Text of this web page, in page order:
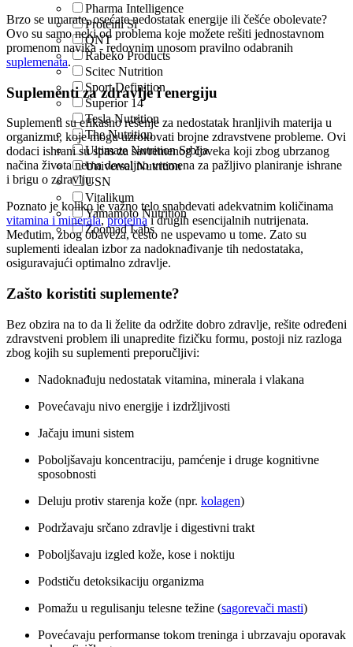
Pharma Intelligence
Proteini Si
QNT
Rabeko Products
Scitec Nutrition
Sport Definition
Superior 14
Tesla Nutrition
The Nutrition
Ultimate Nutrition Srbija
Universal Nutrition
USN
Vitalikum
Yamamoto Nutrition
Zoomad Labs
Brzo se umarate, osećate nedostatak energije ili češće obolevate?
Ovo su samo neki od problema koje možete rešiti jednostavnom
promenom navika - redovnim unosom pravilno odabranih
suplemenata.
Suplementi za zdravlje i energiju
Suplementi su efikasno rešenje za nedostatak hranljivih materija u
organizmu, koje mogu uzrokovati brojne zdravstvene probleme. Ovi
dodaci ishrani su spas za savremenog čoveka koji zbog ubrzanog
načina života nema dovoljno vremena za pažljivo planiranje ishrane
i brigu o zdravlju.
Poznato je koliko je važno telo snabdevati adekvatnim količinama
vitamina i minerala,proteinai drugih esencijalnih nutrijenata.
Međutim, zbog obaveza, često ne uspevamo u tome. Zato su
suplementi idealan izbor za nadoknađivanje tih nedostataka,
osiguravajući optimalno zdravlje.
Zašto koristiti suplemente?
Bez obzira na to da li želite da održite dobro zdravlje, rešite određeni
zdravstveni problem ili unapredite fizičku formu, postoji niz razloga
zbog kojih su suplementi preporučljivi:
Nadoknađuju nedostatak vitamina, minerala i vlakana
Povećavaju nivo energije i izdržljivosti
Jačaju imuni sistem
Poboljšavaju koncentraciju, pamćenje i druge kognitivne
sposobnosti
Deluju protiv starenja kože (npr. kolagen)
Podržavaju srčano zdravlje i digestivni trakt
Poboljšavaju izgled kože, kose i noktiju
Podstiču detoksikaciju organizma
Pomažu u regulisanju telesne težine (sagorevači masti)
Povećavaju performanse tokom treninga i ubrzavaju oporavak